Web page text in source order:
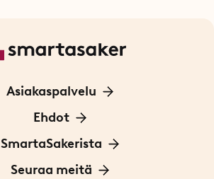
Asiakaspalvelu
Ota yhteyttä
Ehdot
Tietoa evästeistä
Yksityisyydensuoja
SmartaSakerista
Meistä
Seuraa meitä